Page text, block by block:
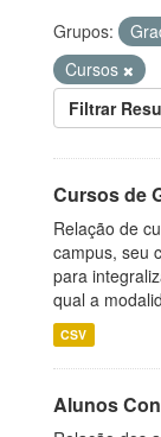
Grupos:
Cursos
Filtrar
Cursos de
Relação de
campus, seu
para
qual a
CSV
Alunos